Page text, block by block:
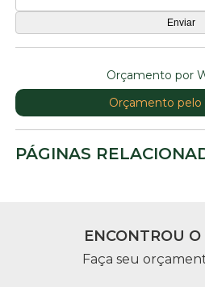
Orçamento por
Orçamento pelo
PÁGINAS
ENCONTROU
Faça seu